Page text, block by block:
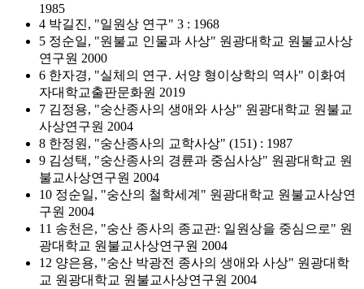
1985
4 박길진, "일원상 연구" 3 : 1968
5 정순일, "원불교 인물과 사상" 원광대학교 원불교사상
연구원 2000
6 한자경, "실체의 연구. 서양 형이상학의 역사" 이화여
자대학교출판문화원 2019
7 김정용, "숭산종사의 생애와 사상" 원광대학교 원불교
사상연구원 2004
8 한정원, "숭산종사의 교학사상" (151) : 1987
9 김성택, "숭산종사의 경륜과 중심사상" 원광대학교 원
불교사상연구원 2004
10 정순일, "숭산의 철학세계" 원광대학교 원불교사상연
구원 2004
11 송천은, "숭산 종사의 종교관: 일원상을 중심으로" 원
광대학교 원불교사상연구원 2004
12 양은용, "숭산 박광전 종사의 생애와 사상" 원광대학
교 원광대학교 원불교사상연구원 2004